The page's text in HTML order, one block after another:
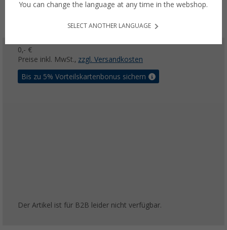
0,- €
Preise inkl. MwSt., zzgl. Versandkosten
Bis zu 5% Vorteilskartenbonus sichern
Der Artikel ist für B2B leider nicht verfügbar.
You can change the language at any time in the webshop.
SELECT ANOTHER LANGUAGE